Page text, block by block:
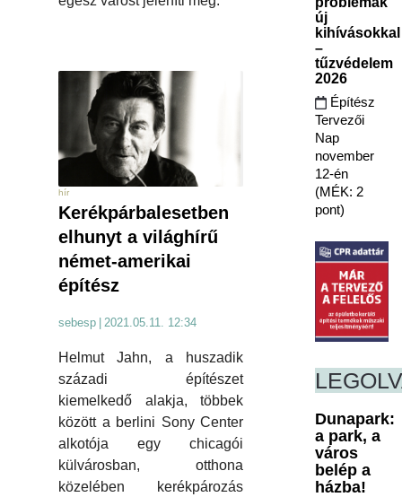
hír
Kerékpárbalesetben
elhunyt a világhírű
német-amerikai
építész
sebesp | 2021.05.11. 12:34
Helmut Jahn, a huszadik
századi építészet
kiemelkedő alakja, többek
között a berlini Sony Center
alkotója egy chicagói
külvárosban, otthona
közelében kerékpározás
új
kihívásokkal
–
tűzvédelem
2026
Építész
Tervezői
Nap
november
12-én
(MÉK: 2
pont)
Dunapark:
a park, a
város
belép a
házba!